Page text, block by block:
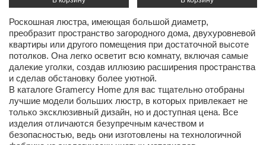
Роскошная люстра, имеющая большой диаметр,
преобразит пространство загородного дома, двухуровневой
квартиры или другого помещения при достаточной высоте
потолков. Она легко осветит всю комнату, включая самые
далекие уголки, создав иллюзию расширения пространства
и сделав обстановку более уютной.
В каталоге Gramercy Home для вас тщательно отобраны
лучшие модели больших люстр, в которых привлекает не
только эксклюзивный дизайн, но и доступная цена. Все
изделия отличаются безупречным качеством и
безопасностью, ведь они изготовлены на технологичной